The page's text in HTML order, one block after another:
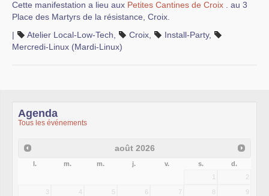
Cette manifestation a lieu aux Petites Cantines de Croix . au 3
Place des Martyrs de la résistance, Croix.
|
Atelier Local-Low-Tech Croix Install-Party,
Mercredi-Linux (Mardi-Linux)
Agenda
Tous les événements
août 2026
l. m. m. j. v. s.
d.
1
2
3 4 5 6 7 8 9